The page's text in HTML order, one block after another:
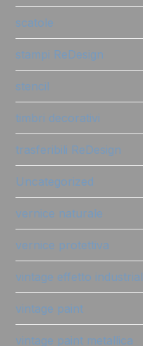
scatole
stampi ReDesign
stencil
timbri decorativi
trasferibili ReDesign
Uncategorized
vernice naturale
vernice protettiva
vintage effetto industrial
vintage paint
vintage paint metallica